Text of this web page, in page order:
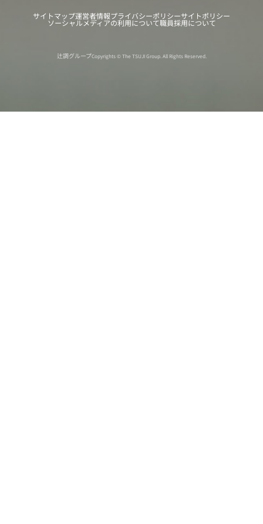
サイトマップ運営者情報プライバシーポリシーサイトポリシー
ソーシャルメディアの利用について職員採用について
辻調グループCopyrights © The TSUJI Group. All Rights Reserved.